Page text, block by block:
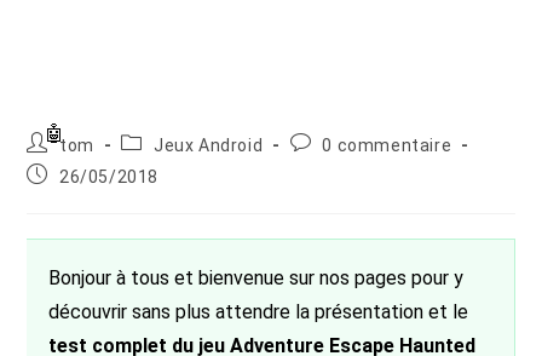
Auteur/autrice
de
la
tom
PostJeux Android
Commentaires
0 commentaire
Publication
26/05/2018
Bonjour à tous et bienvenue sur nos pages pour y
découvrir sans plus attendre la présentation et le
test complet du jeu Adventure Escape Haunted